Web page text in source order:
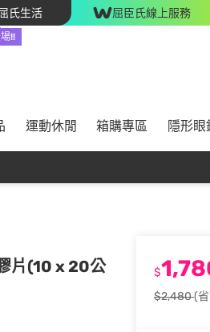
氏生活
!!
屈臣氏線上服務
運動休閒 箱購專區 隱形眼
片(10 x 20公
$
$2,480(